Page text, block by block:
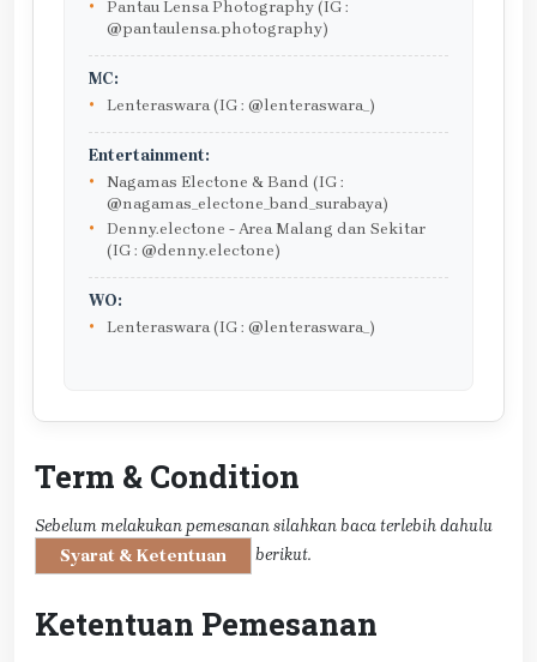
Pantau Lensa Photography (IG :
@pantaulensa.photography)
MC:
Lenteraswara (IG : @lenteraswara_)
Entertainment:
Nagamas Electone & Band (IG :
@nagamas_electone_band_surabaya)
Denny.electone - Area Malang dan Sekitar
(IG : @denny.electone)
WO:
Lenteraswara (IG : @lenteraswara_)
Term & Condition
Sebelum melakukan pemesanan silahkan baca terlebih dahulu
Syarat & Ketentuan
berikut.
Ketentuan Pemesanan